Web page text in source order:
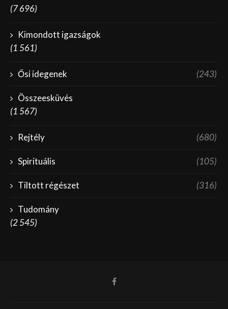
(7 696)
Kimondott igazságok
(1 561)
Ősi idegenek (243)
Összeesküvés
(1 567)
Rejtély (680)
Spirituális (105)
Tiltott régészet (316)
Tudomány
(2 545)